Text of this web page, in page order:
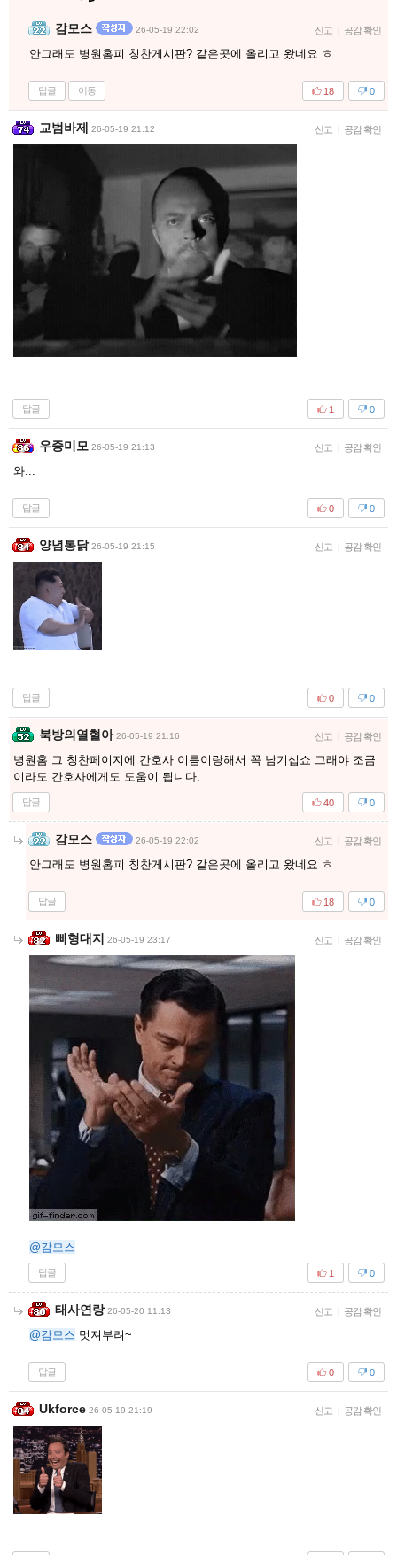
감모스 26-05-19 22:02 신고 | 공감 확인
안그래도 병원홈피 칭찬게시판? 같은곳에 올리고 왔네요 ㅎ
답글 이동 0
18
교범바제 26-05-19 21:12 신고 | 공감 확인
답글 0
1
우중미모 26-05-19 21:13 신고 | 공감 확인
와...
답글 0
0
양념통닭 26-05-19 21:15 신고 | 공감 확인
답글 0
0
북방의열혈아 26-05-19 21:16 신고 | 공감 확인
병원홈 그 칭찬페이지에 간호사 이름이랑해서 꼭 남기십쇼 그래야 조금
이라도 간호사에게도 도움이 됩니다.
답글 0
40
감모스 26-05-19 22:02 신고 | 공감 확인
안그래도 병원홈피 칭찬게시판? 같은곳에 올리고 왔네요 ㅎ
답글 0
18
삐형대지 26-05-19 23:17 신고 | 공감 확인
@감모스
답글 0
1
태사연랑 26-05-20 11:13 신고 | 공감 확인
@감모스 멋져부려~
답글 0
0
Ukforce 26-05-19 21:19 신고 | 공감 확인